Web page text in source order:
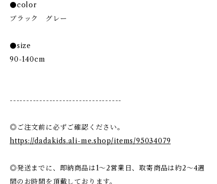
●color
ブラック グレー
●size
90-140cm
----------------------------------
◎ご注文前に必ずご確認ください。
https://dadakids.ali-me.shop/items/95034079
◎発送までに、即納商品は1〜2営業日、取寄商品は約2〜4週
間のお時間を頂戴しております。